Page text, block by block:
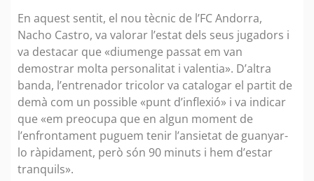
En aquest sentit, el nou tècnic de l’FC Andorra,
Nacho Castro, va valorar l’estat dels seus jugadors i
va destacar que «diumenge passat em van
demostrar molta personalitat i valentia». D’altra
banda, l’entrenador tricolor va catalogar el partit de
demà com un possible «punt d’inflexió» i va indicar
que «em preocupa que en algun moment de
l’enfrontament puguem tenir l’ansietat de guanyar-
lo ràpidament, però són 90 minuts i hem d’estar
tranquils».